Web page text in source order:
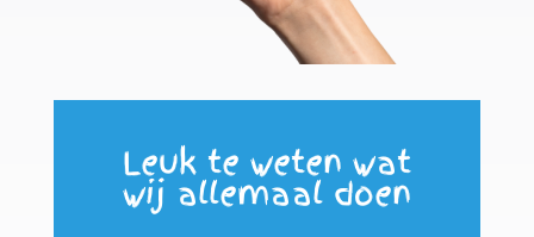
Leuk te weten wat
wij allemaal doen